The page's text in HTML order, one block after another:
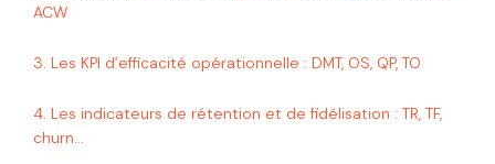
ACW
3. Les KPI d’efficacité opérationnelle : DMT, OS, QP, TO
4. Les indicateurs de rétention et de fidélisation : TR, TF,
churn...